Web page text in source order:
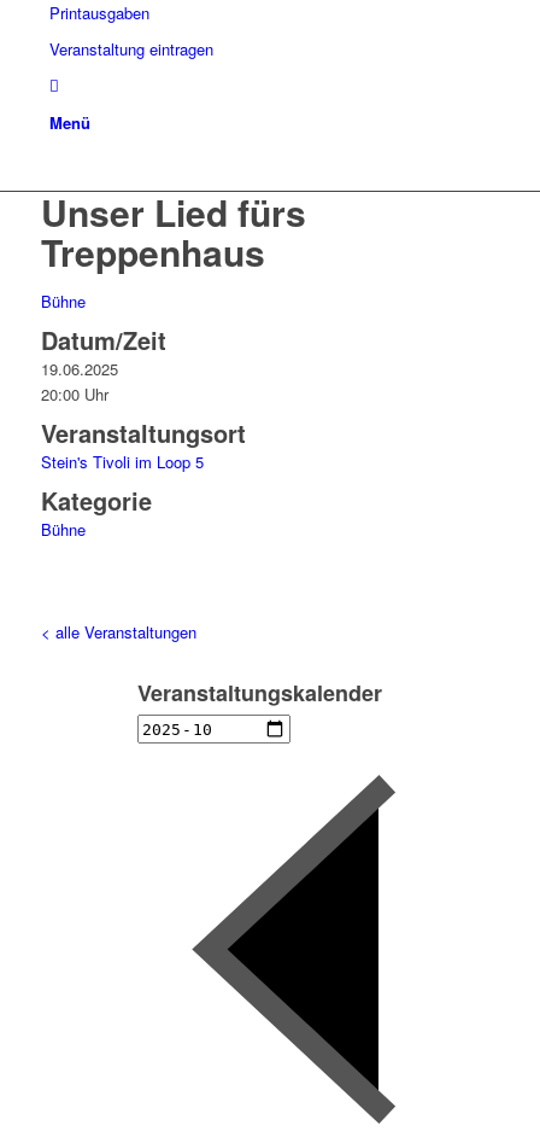
Printausgaben
Veranstaltung eintragen
Menü
Unser Lied fürs
Treppenhaus
Bühne
Datum/Zeit
19.06.2025
20:00 Uhr
Veranstaltungsort
Stein's Tivoli im Loop 5
Kategorie
Bühne
< alle Veranstaltungen
Veranstaltungskalender